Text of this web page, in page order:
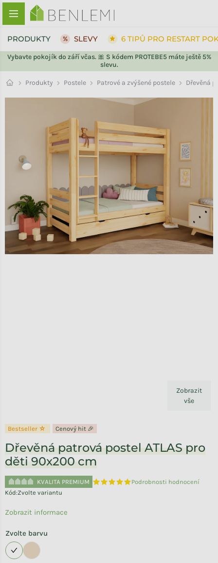
Přejít na obsah
Vybavte pokojík do září včas. 🎀 S kódem PROTEBE5 máte ještě 5%
slevu.
PRODUKTY SLEVY 6 TIPŮ PRO RESTART
Produkty Postele Patrové a zvýšené postele Dřevěná
Zobrazit
vše
Bestseller ☆ Cenový hit 🎉
Dřevěná patrová postel ATLAS pro
děti 90x200 cm
KVALITA PREMIUM
Průměrné hodnocení produktu je
Podrobnosti hodnocení
Kód:Zvolte variantu
Zvolte barvu
Zobrazit informace
ZPĚT DO OBCHODU